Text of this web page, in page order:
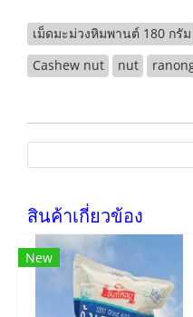
เม็ดมะม่วงหิมพานต์ 180 กรัม
Cashew nut
nut
สินค้าเกี่ยวข้อง
New